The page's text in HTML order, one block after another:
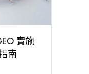
實施
南